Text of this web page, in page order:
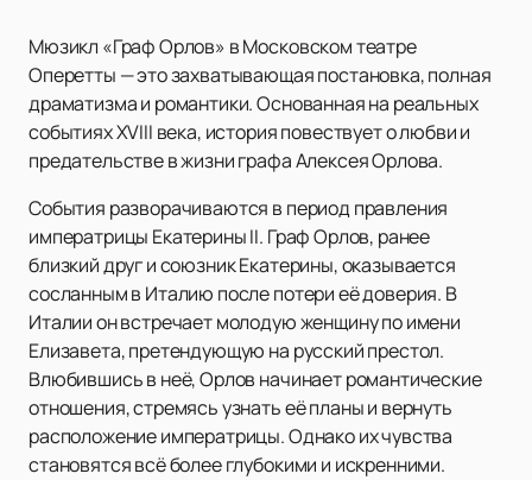
Мюзикл «Граф Орлов» в Московском театре
Оперетты — это захватывающая постановка, полная
драматизма и романтики. Основанная на реальных
событиях XVIII века, история повествует о любви и
предательстве в жизни графа Алексея Орлова.
События разворачиваются в период правления
императрицы Екатерины II. Граф Орлов, ранее
близкий друг и союзник Екатерины, оказывается
сосланным в Италию после потери её доверия. В
Италии он встречает молодую женщину по имени
Елизавета, претендующую на русский престол.
Влюбившись в неё, Орлов начинает романтические
отношения, стремясь узнать её планы и вернуть
расположение императрицы. Однако их чувства
становятся всё более глубокими и искренними.